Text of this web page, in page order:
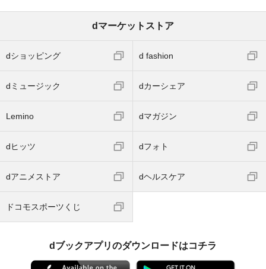
dマーケットストア
dショッピング d fashion
dミュージック dカーシェア
Lemino dマガジン
dヒッツ dフォト
dアニメストア dヘルスケア
ドコモスポーツくじ
dブックアプリのダウンロードはコチラ